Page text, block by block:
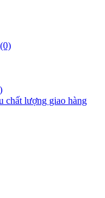
chất lượng giao hàng